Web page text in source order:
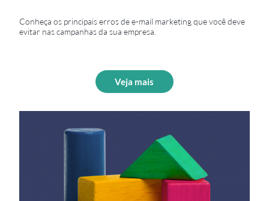
Conheça os principais erros de e-mail marketing que você deve
evitar nas campanhas da sua empresa.
Veja mais